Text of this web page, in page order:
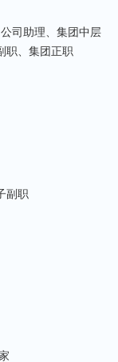
助理、集团中层
职、集团正职
副职